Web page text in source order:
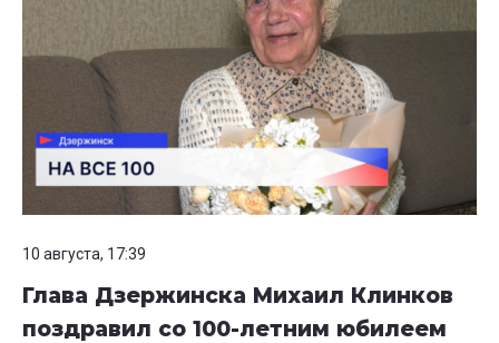
10 августа, 17:39
Глава Дзержинска Михаил Клинков
поздравил со 100-летним юбилеем